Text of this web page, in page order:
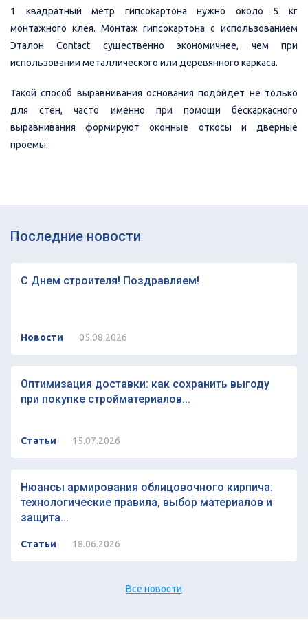
1 квадратный метр гипсокартона нужно около 5 кг
монтажного клея. Монтаж гипсокартона с использованием
Эталон Contact существенно экономичнее, чем при
использовании металлического или деревянного каркаса.
Такой способ выравнивания основания подойдет не только
для стен, часто именно при помощи бескаркасного
выравнивания формируют оконные откосы и дверные
проемы.
Последние новости
С Днем строителя! Поздравляем!
Новости 05.08.2026
Оптимизация доставки: как сохранить выгоду
при покупке стройматериалов...
Статьи 15.07.2026
Нюансы армирования облицовочного кирпича:
технологические правила, выбор материалов и
защита...
Статьи 18.06.2026
Все новости